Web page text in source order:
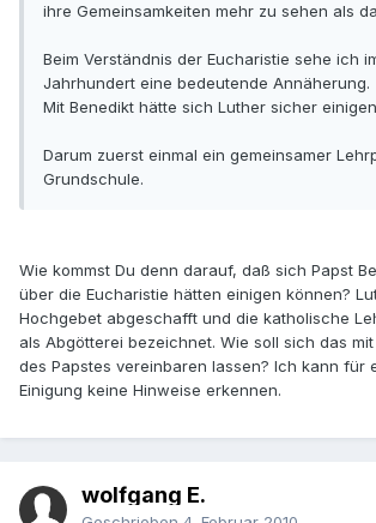
ihre Gemeinsamkeiten mehr zu sehen als
Beim Verständnis der Eucharistie sehe ich
Jahrhundert eine bedeutende Annäherung.
Mit Benedikt hätte sich Luther sicher
Darum zuerst einmal ein gemeinsamer
Grundschule.
Wie kommst Du denn darauf, daß sich Papst
über die Eucharistie hätten einigen können?
Hochgebet abgeschafft und die katholische
als Abgötterei bezeichnet. Wie soll sich das
des Papstes vereinbaren lassen? Ich kann für
Einigung keine Hinweise erkennen.
wolfgang E.